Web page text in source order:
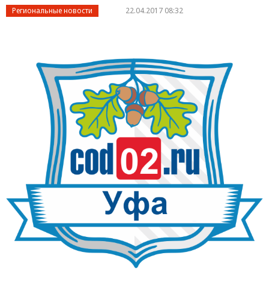
Региональные новости 22.04.2017 08:32